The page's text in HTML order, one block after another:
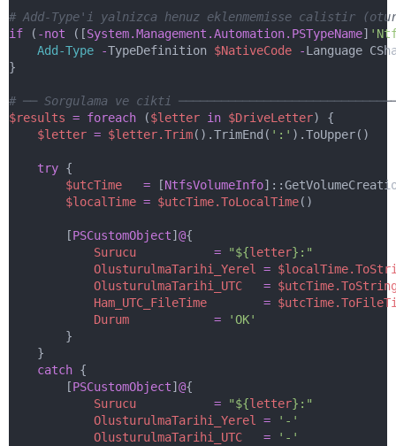
# Add-Type'i yalnizca henuz eklenmemisse calistir
if ( -not ([System.Management.Automation.PSTypeName]
Add-Type
-TypeDefinition $NativeCode -Language
}
# ── Sorgulama ve cikti
$results = foreach ($letter in $DriveLetter) {
$letter = $letter.Trim().TrimEnd( ':' ).ToUpper()
try {
$utcTime
= [NtfsVolumeInfo
$localTime = $utcTime.ToLocalTime()
[PSCustomObject] @{
Surucu
= "${letter}:"
OlusturulmaTarihi_Yerel
=
OlusturulmaTarihi_UTC
=
Ham_UTC_FileTime
=
Durum
=
'OK'
}
}
catch {
[PSCustomObject] @{
Surucu
= "${letter}:"
OlusturulmaTarihi_Yerel
=
'-'
OlusturulmaTarihi_UTC
=
'-'